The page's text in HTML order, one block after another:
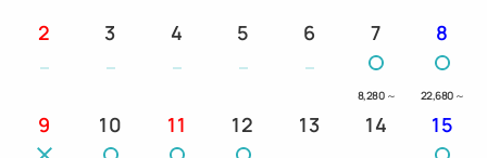
2 3 4 5 6 7
8,280 ～
8
22,680 ～
9 10 11 12 13 14 15